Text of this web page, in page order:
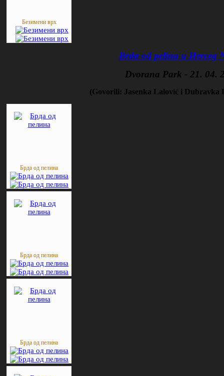
Безимени врх
Brda od pelina u Herceg
Dvorana Park - 21. 04.
(Govorili: Jasenka Lalović i Dubravka
Брда од пелина
Брда од пелина
Брда од пелина